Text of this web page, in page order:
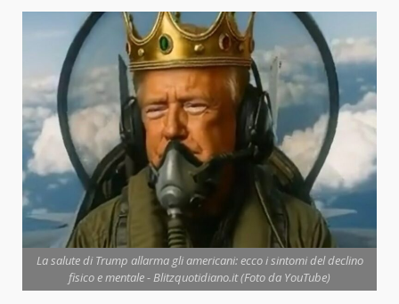
La salute di Trump allarma gli americani: ecco i sintomi del declino
fisico e mentale - Blitzquotidiano.it (Foto da YouTube)